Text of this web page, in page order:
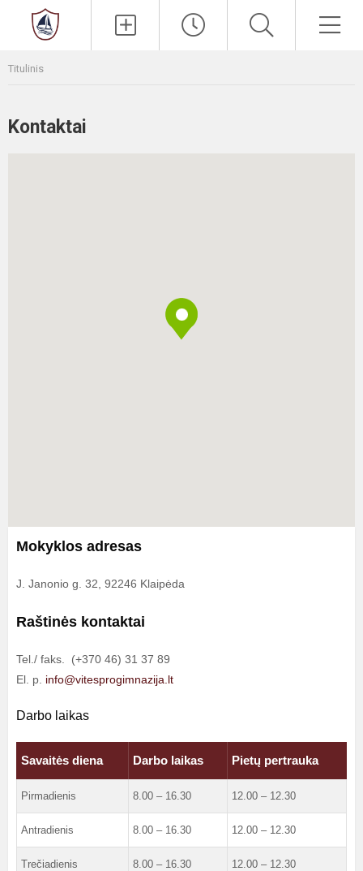
Titulinis
Kontaktai
Mokyklos adresas
J. Janonio g. 32, 92246 Klaipėda
Raštinės kontaktai
Tel./ faks. (+370 46) 31 37 89
El. p. info@vitesprogimnazija.lt
Darbo laikas
Savaitės diena Darbo laikas Pietų pertrauka
Pirmadienis 8.00 – 16.30 12.00 – 12.30
Antradienis 8.00 – 16.30 12.00 – 12.30
Trečiadienis 8.00 – 16.30 12.00 – 12.30